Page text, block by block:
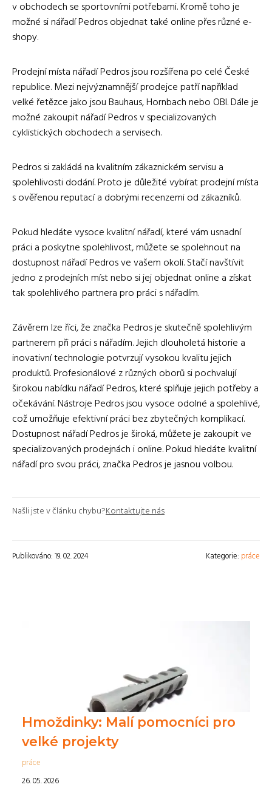
v obchodech se sportovními potřebami. Kromě toho je
možné si nářadí Pedros objednat také online přes různé e-
shopy.
Prodejní místa nářadí Pedros jsou rozšířena po celé České
republice. Mezi nejvýznamnější prodejce patří například
velké řetězce jako jsou Bauhaus, Hornbach nebo OBI. Dále je
možné zakoupit nářadí Pedros v specializovaných
cyklistických obchodech a servisech.
Pedros si zakládá na kvalitním zákaznickém servisu a
spolehlivosti dodání. Proto je důležité vybírat prodejní místa
s ověřenou reputací a dobrými recenzemi od zákazníků.
Pokud hledáte vysoce kvalitní nářadí, které vám usnadní
práci a poskytne spolehlivost, můžete se spolehnout na
dostupnost nářadí Pedros ve vašem okolí. Stačí navštívit
jedno z prodejních míst nebo si jej objednat online a získat
tak spolehlivého partnera pro práci s nářadím.
Závěrem lze říci, že značka Pedros je skutečně spolehlivým
partnerem při práci s nářadím. Jejich dlouholetá historie a
inovativní technologie potvrzují vysokou kvalitu jejich
produktů. Profesionálové z různých oborů si pochvalují
širokou nabídku nářadí Pedros, které splňuje jejich potřeby a
očekávání. Nástroje Pedros jsou vysoce odolné a spolehlivé,
což umožňuje efektivní práci bez zbytečných komplikací.
Dostupnost nářadí Pedros je široká, můžete je zakoupit ve
specializovaných prodejnách i online. Pokud hledáte kvalitní
nářadí pro svou práci, značka Pedros je jasnou volbou.
Našli jste v článku chybu?Kontaktujte nás
Publikováno: 19. 02. 2024 Kategorie: práce
Hmoždinky: Malí pomocníci pro
velké projekty
práce
26. 05. 2026